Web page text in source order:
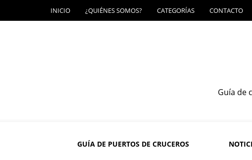
INICIO ¿QUIÉNES SOMOS? CATEGORÍAS CONTACTO
Guía de
GUÍA DE PUERTOS DE CRUCEROS